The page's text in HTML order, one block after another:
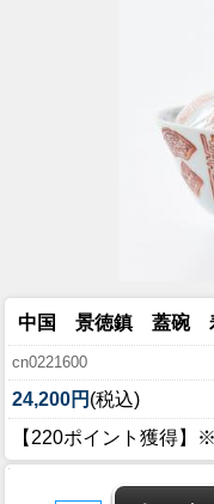
中国 景徳鎮 蓋碗
cn0221600
24,200円 (税込)
【220ポイント獲得】